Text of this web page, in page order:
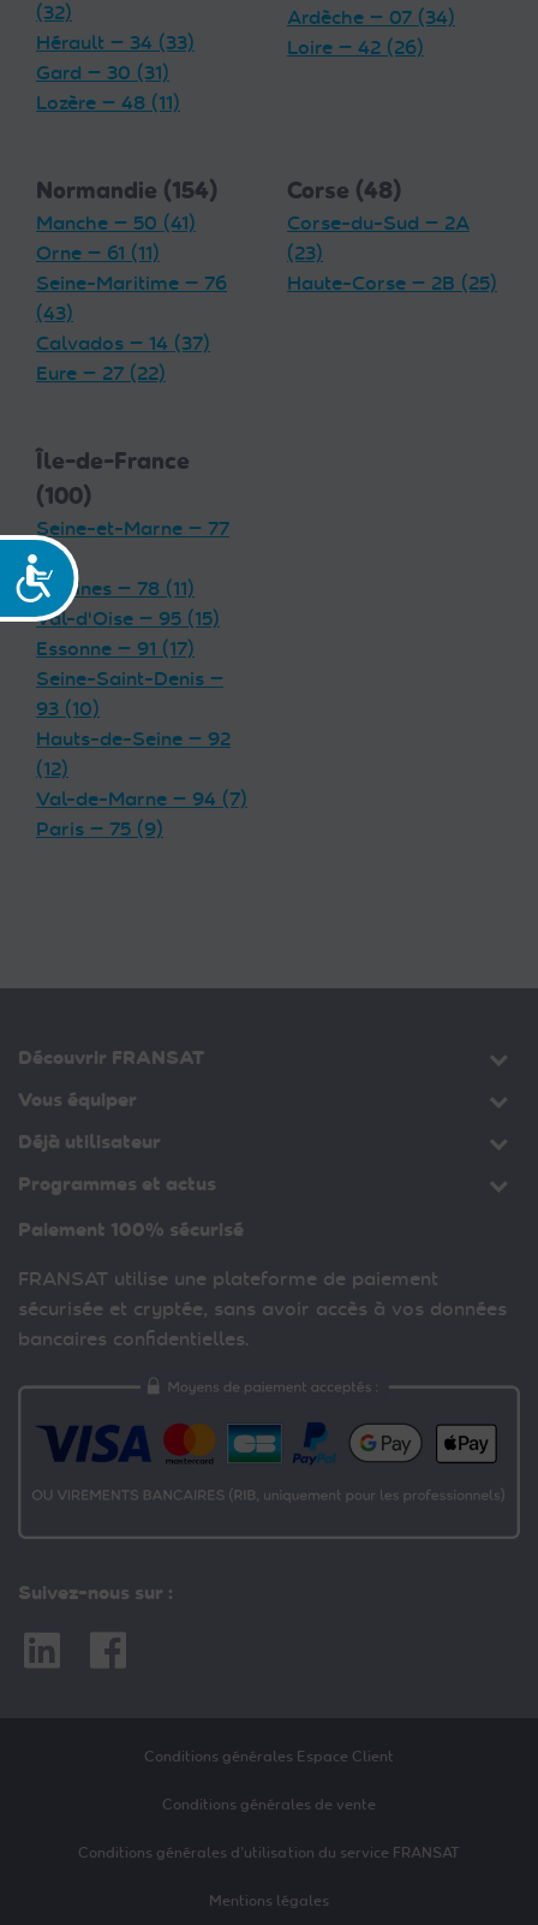
Accessibilité
(32)
Hérault — 34 (33)
Gard — 30 (31)
Lozère — 48 (11)
Ardèche — 07 (34)
Loire — 42 (26)
Normandie (154)
Manche — 50 (41)
Orne — 61 (11)
Seine-Maritime — 76
(43)
Calvados — 14 (37)
Eure — 27 (22)
Corse (48)
Corse-du-Sud — 2A
(23)
Haute-Corse — 2B (25)
Île-de-France
(100)
Seine-et-Marne — 77
(19)
Yvelines — 78 (11)
Val-d'Oise — 95 (15)
Essonne — 91 (17)
Seine-Saint-Denis —
93 (10)
Hauts-de-Seine — 92
(12)
Val-de-Marne — 94 (7)
Paris — 75 (9)
Découvrir FRANSAT
Vous équiper
Déjà utilisateur
Programmes et actus
Paiement 100% sécurisé
FRANSAT utilise une plateforme de paiement
sécurisée et cryptée, sans avoir accès à vos données
bancaires confidentielles.
Suivez-nous sur :
LinkedinFacebook
Conditions générales Espace Client
Conditions générales de vente
Conditions générales d’utilisation du service FRANSAT
Mentions légales